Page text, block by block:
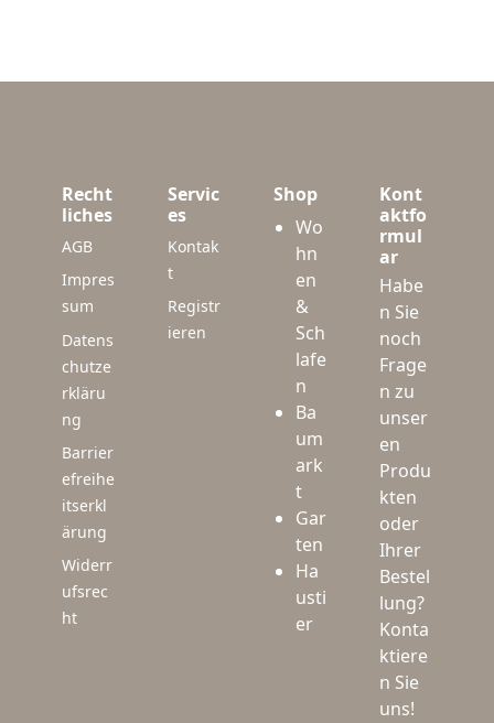
Recht
liches
AGB
Impres
sum
Datens
chutze
rkläru
ng
Barrier
efreihe
itserkl
ärung
Widerr
ufsrec
ht
Servic
es
Kontak
t
Registr
ieren
Shop
Wo
hn
en
&
Sch
lafe
n
Ba
um
ark
t
Gar
ten
Ha
usti
er
Kont
aktfo
rmul
ar
Habe
n Sie
noch
Frage
n zu
unser
en
Produ
kten
oder
Ihrer
Bestel
lung?
Konta
ktiere
n Sie
uns!